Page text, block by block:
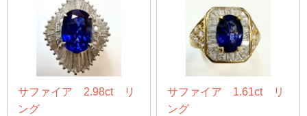
サファイア 2.98ct リ
ング
サファイア 1.61ct リ
ング